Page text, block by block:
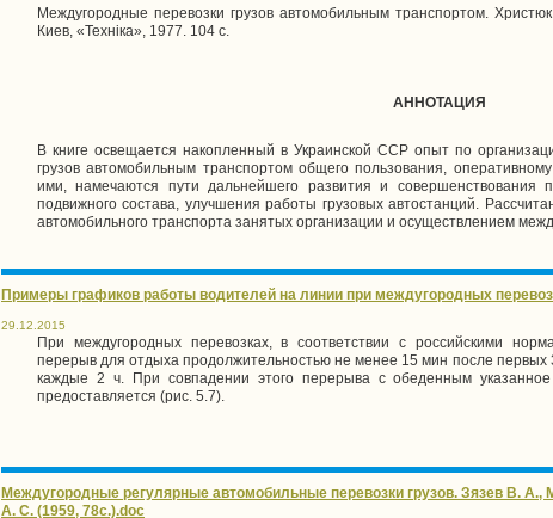
Междугородные перевозки грузов автомобильным транспортом.
Киев, «Техніка», 1977. 104 с.
АННОТАЦИЯ
В книге освещается накопленный в Украинской ССР опыт по
грузов автомобильным транспортом общего пользования,
ими, намечаются пути дальнейшего развития и совершенствования
подвижного состава, улучшения работы грузовых автостанций.
автомобильного транспорта занятых организации и осуществлением
Примеры графиков работы водителей на линии при междугородных
29.12.2015
При междугородных перевозках, в соответствии с российскими
перерыв для отдыха продолжительностью не менее 15 мин после первых
каждые 2 ч. При совпадении этого перерыва с обеденным
предоставляется (рис. 5.7).
Междугородные регулярные автомобильные перевозки грузов. Зязев В.
А. С. (1959, 78с.).doc